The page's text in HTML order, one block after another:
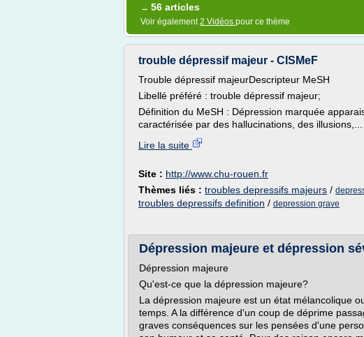
→ 56 articles
Voir également2 Vidéos pour ce thème
trouble dépressif majeur - CISMeF
Trouble dépressif majeurDescripteur MeSH
Libellé préféré : trouble dépressif majeur;
Définition du MeSH : Dépression marquée
caractérisée par des hallucinations, des illusions,...
Lire la suite
Site : http://www.chu-rouen.fr
Thèmes liés : troubles depressifs majeurs /
troubles depressifs definition / depression grave
Dépression majeure et dépression
Dépression majeure
Qu'est-ce que la dépression majeure?
La dépression majeure est un état mélancolique
temps. A la différence d'un coup de déprime
graves conséquences sur les pensées d'une